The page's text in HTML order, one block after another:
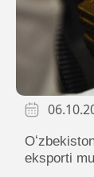
eksporti